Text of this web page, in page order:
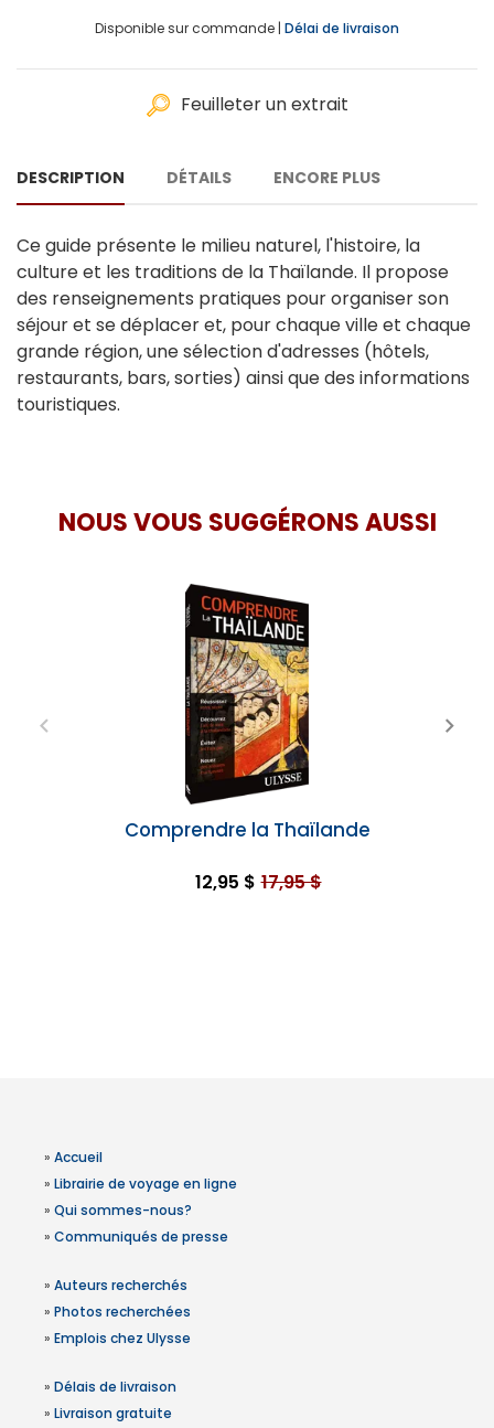
Disponible sur commande | Délai de livraison
Feuilleter un extrait
DESCRIPTION DÉTAILS ENCORE PLUS
Ce guide présente le milieu naturel, l'histoire, la
culture et les traditions de la Thaïlande. Il propose
des renseignements pratiques pour organiser son
séjour et se déplacer et, pour chaque ville et chaque
grande région, une sélection d'adresses (hôtels,
restaurants, bars, sorties) ainsi que des informations
touristiques.
NOUS VOUS SUGGÉRONS AUSSI
Comprendre la Thaïlande
12,95 $ 17,95 $
» Accueil
» Librairie de voyage en ligne
» Qui sommes-nous?
» Communiqués de presse
» Auteurs recherchés
» Photos recherchées
» Emplois chez Ulysse
» Délais de livraison
» Livraison gratuite